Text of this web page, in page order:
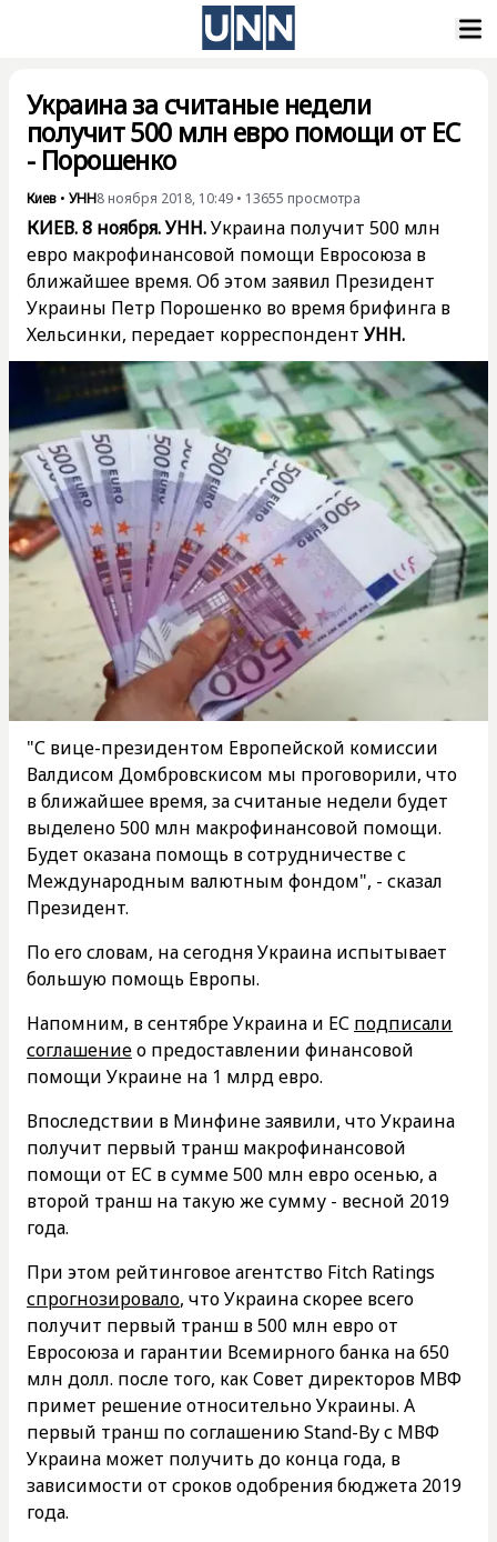
Украина за считаные недели
получит 500 млн евро помощи от ЕС
- Порошенко
Киев • УНН8 ноября 2018, 10:49 • 13655 просмотра
КИЕВ. 8 ноября. УНН.Украина получит 500 млн
евро макрофинансовой помощи Евросоюза в
ближайшее время. Об этом заявил Президент
Украины Петр Порошенко во время брифинга в
Хельсинки, передает корреспондентУНН.
"С вице-президентом Европейской комиссии
Валдисом Домбровскисом мы проговорили, что
в ближайшее время, за считаные недели будет
выделено 500 млн макрофинансовой помощи.
Будет оказана помощь в сотрудничестве с
Международным валютным фондом", - сказал
Президент.
По его словам, на сегодня Украина испытывает
большую помощь Европы.
Напомним, в сентябре Украина и ЕС подписали
соглашениео предоставлении финансовой
помощи Украине на 1 млрд евро.
Впоследствии в Минфине заявили, что Украина
получит первый транш макрофинансовой
помощи от ЕС в сумме 500 млн евро осенью, а
второй транш на такую ​​же сумму - весной 2019
года.
При этом рейтинговое агентство Fitch Ratings
спрогнозировало, что Украина скорее всего
получит первый транш в 500 млн евро от
Евросоюза и гарантии Всемирного банка на 650
млн долл. после того, как Совет директоров МВФ
примет решение относительно Украины. А
первый транш по соглашению Stand-By с МВФ
Украина может получить до конца года, в
зависимости от сроков одобрения бюджета 2019
года.